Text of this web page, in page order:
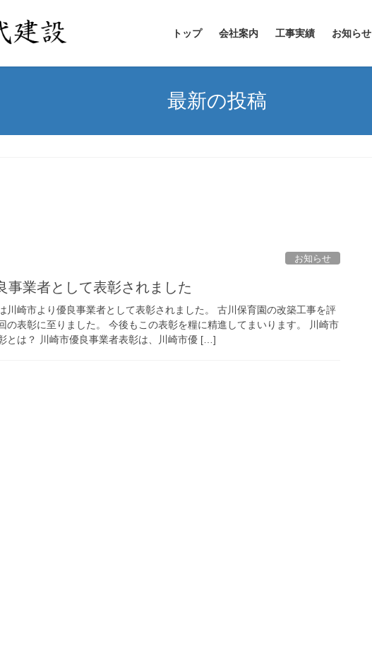
トップ 会社案内 工事実績 お知らせ
最新の投稿
お知らせ
事業者として表彰されました
川崎市より優良事業者として表彰されました。 古川保育園の改築工事を評
の表彰に至りました。 今後もこの表彰を糧に精進してまいります。 川崎市
とは？ 川崎市優良事業者表彰は、川崎市優 […]